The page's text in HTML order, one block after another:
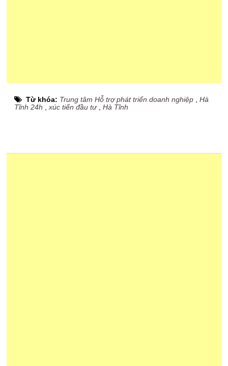
Từ khóa: Trung tâm Hỗ trợ phát triển doanh nghiệp ,Hà
Tĩnh 24h ,xúc tiến đầu tư,Hà Tĩnh